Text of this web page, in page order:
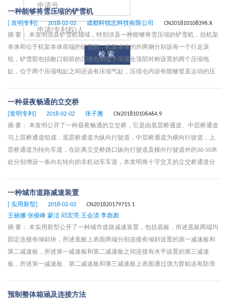
检索
一种能够将雪压缩的铲雪机
[ 发明专利] CN201810108396.X
2018-02-02
成都科锐志科技有限公司
摘 要： 本发明涉及铲雪机领域，特别涉及一种能够将雪压缩的铲雪机，括机架
本体和位于机架本体前端的铲雪部，机架本体的外两侧分别设有一个行走滚
轮，铲雪部包括敞口朝前的压缩仓和位于压缩仓顶部对称设置的两个压缩电
缸，位于两个压缩电缸之间还设有压缩气缸，压缩仓内设有能够竖直运动的压
一种昼夜畅通的立交桥
[发明专利] CN201810106464.9
2018-02-02
张子雅
摘 要： 本发明公开了一种昼夜畅通的立交桥，它是由底层桥通道、中层桥通道
与上层桥通道组成，底层桥通道为纵向行驶道，中层桥通道为横向行驶道，上
层桥通道为转向车道，在距离立交桥路口纵向行驶道及横向行驶道外的30‑50米
处分别增设一条向右转向的非机动车车道，本发明将十字交叉的立交桥通道分
一种城市道路减速装置
[ 实用新型] CN201820179715.1
2018-02-02
王丽娜 张俊峰 蒙洁 邱宏亮 王会清 李彪彪
摘 要： 本实用新型公开了一种城市道路减速装置，包括底板，所述底板两端均
固定连接有倾斜块，所述底板上表面两端分别连接有倾斜设置的第一减速板和
第二减速板，所述第一减速板和第二减速板之间连接有水平设置的第三减速
板，所述第一减速板、第二减速板和第三减速板上表面通过强力胶粘连有防滑
预制整体箱涵及连接方法